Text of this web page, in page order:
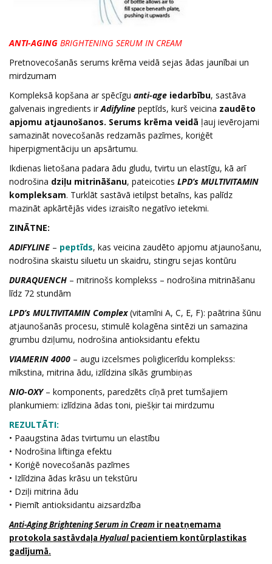
ANTI-AGING BRIGHTENING SERUM IN CREAM
Pretnovecošanās serums krēma veidā sejas ādas jaunībai un
mirdzumam
Kompleksā kopšana ar spēcīgu anti-age iedarbību, sastāva
galvenais ingredients irAdifyline peptīds, kurš veicina zaudēto
apjomu atjaunošanos. Serums krēma veidā ļauj ievērojami
samazināt novecošanās redzamās pazīmes, koriģēt
hiperpigmentāciju un apsārtumu.
Ikdienas lietošana padara ādu gludu, tvirtu un elastīgu, kā arī
nodrošina dziļu mitrināšanu, pateicoties LPD’s MULTIVITAMIN
kompleksam. Turklāt sastāvā ietilpst betaīns, kas palīdz
mazināt apkārtējās vides izraisīto negatīvo ietekmi.
ZINĀTNE:
ADIFYLINE – peptīds, kas veicina zaudēto apjomu atjaunošanu,
nodrošina skaistu siluetu un skaidru, stingru sejas kontūru
DURAQUENCH – mitrinošs komplekss – nodrošina mitrināšanu
līdz 72 stundām
LPD’s MULTIVITAMIN Complex (vitamīni A, C, E, F): paātrina šūnu
atjaunošanās procesu, stimulē kolagēna sintēzi un samazina
grumbu dziļumu, nodrošina antioksidantu efektu
VIAMERIN 4000 – augu izcelsmes poliglicerīdu komplekss:
mīkstina, mitrina ādu, izlīdzina sīkās grumbiņas
NIO-OXY– komponents, paredzēts cīņā pret tumšajiem
plankumiem: izlīdzina ādas toni, piešķir tai mirdzumu
REZULTĀTI:
• Paaugstina ādas tvirtumu un elastību
• Nodrošina liftinga efektu
• Koriģē novecošanās pazīmes
• Izlīdzina ādas krāsu un tekstūru
• Dziļi mitrina ādu
• Piemīt antioksidantu aizsardzība
Anti-Aging Brightening Serum in Cream ir neatņemama
protokola sastāvdaļa Hyalualpacientiem kontūrplastikas
gadījumā.